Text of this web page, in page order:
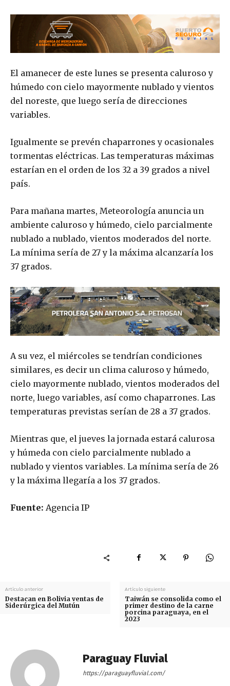
El amanecer de este lunes se presenta caluroso y
húmedo con cielo mayormente nublado y vientos
del noreste, que luego sería de direcciones
variables.
Igualmente se prevén chaparrones y ocasionales
tormentas eléctricas. Las temperaturas máximas
estarían en el orden de los 32 a 39 grados a nivel
país.
Para mañana martes, Meteorología anuncia un
ambiente caluroso y húmedo, cielo parcialmente
nublado a nublado, vientos moderados del norte.
La mínima sería de 27 y la máxima alcanzaría los
37 grados.
A su vez, el miércoles se tendrían condiciones
similares, es decir un clima caluroso y húmedo,
cielo mayormente nublado, vientos moderados del
norte, luego variables, así como chaparrones. Las
temperaturas previstas serían de 28 a 37 grados.
Mientras que, el jueves la jornada estará calurosa
y húmeda con cielo parcialmente nublado a
nublado y vientos variables. La mínima sería de 26
y la máxima llegaría a los 37 grados.
Fuente: Agencia IP
Artículo anterior
Destacan en Bolivia ventas de
Siderúrgica del Mutún
Artículo siguiente
Taiwán se consolida como el
primer destino de la carne
porcina paraguaya, en el
2023
Paraguay Fluvial
https://paraguayfluvial.com/